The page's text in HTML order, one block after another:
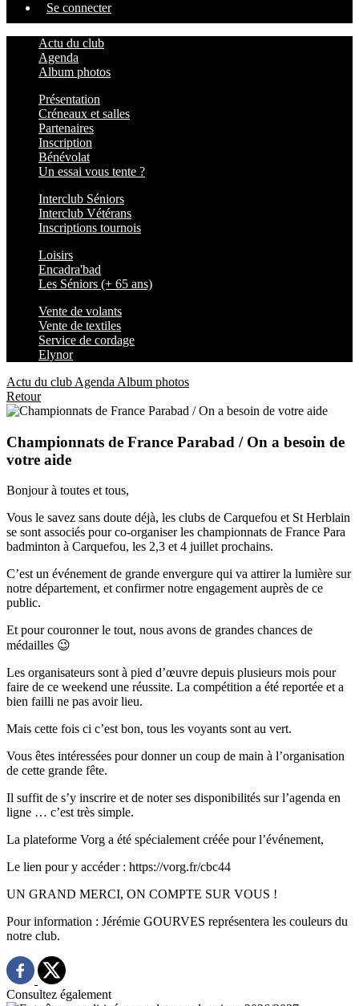
Se connecter
Actu du club
Agenda
Album photos
Présentation
Créneaux et salles
Partenaires
Inscription
Bénévolat
Un essai vous tente ?
Interclub Séniors
Interclub Vétérans
Inscriptions tournois
Loisirs
Encadra'bad
Les Séniors (+ 65 ans)
Vente de volants
Vente de textiles
Service de cordage
Elynor
Actu du club Agenda Album photos
Retour
Championnats de France Parabad / On a besoin de
votre aide
Bonjour à toutes et tous,
Vous le savez sans doute déjà, les clubs de Carquefou et St Herblain
se sont associés pour co-organiser les championnats de France Para
badminton à Carquefou, les 2,3 et 4 juillet prochains.
C’est un événement de grande envergure qui va attirer la lumière sur
notre département, et confirmer notre engagement auprès de ce
public.
Et pour couronner le tout, nous avons de grandes chances de
médailles 😉
Les organisateurs sont à pied d’œuvre depuis plusieurs mois pour
faire de ce weekend une réussite. La compétition a été reportée et a
bien failli ne pas avoir lieu.
Mais cette fois ci c’est bon, tous les voyants sont au vert.
Vous êtes intéressées pour donner un coup de main à l’organisation
de cette grande fête.
Il suffit de s’y inscrire et de noter ses disponibilités sur l’agenda en
ligne … c’est très simple.
La plateforme Vorg a été spécialement créée pour l’événement,
Le lien pour y accéder : https://vorg.fr/cbc44
UN GRAND MERCI, ON COMPTE SUR VOUS !
Pour information : Jérémie GOURVES représentera les couleurs du
notre club.
Consultez également